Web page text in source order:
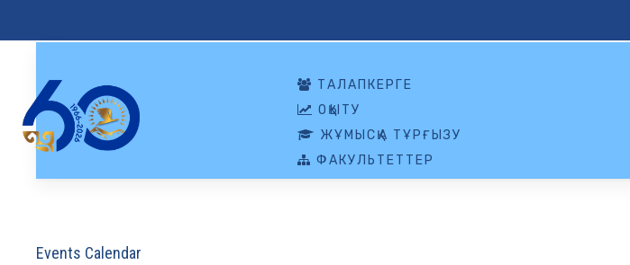
ТАЛАПКЕРГЕ
ОҚЫТУ
ЖҰМЫСҚА ТҰРҒЫЗУ
ФАКУЛЬТЕТТЕР
Events Calendar